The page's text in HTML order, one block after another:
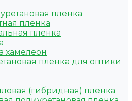
пленка
пленка
пленка
хамелеон
пленка для оптики
(гибридная) пленка